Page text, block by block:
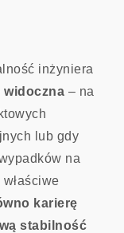
inżyniera
widoczna – na
lub gdy
na
karierę
stabilność